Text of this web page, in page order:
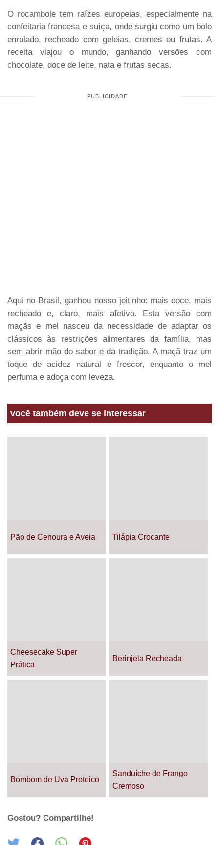
O rocambole tem raízes europeias, especialmente na
confeitaria francesa e suíça, onde surgiu como um bolo
enrolado, recheado com geleias, cremes ou frutas. A
receita viajou o mundo, ganhando versões com
chocolate, doce de leite, nata e frutas secas.
Aqui no Brasil, ganhou nosso jeitinho: mais doce, mais
recheado e, claro, mais afetivo. Esta versão com
maçãs e mel nasceu da necessidade de adaptar os
clássicos às restrições alimentares da família, mas
sem abrir mão do sabor e da tradição. A maçã traz um
toque de acidez natural e frescor, enquanto o mel
perfuma e adoça com leveza.
Você também deve se interessar
Pão de Cenoura e Aveia Tilápia Crocante
Cheesecake Super
Prática
Berinjela Recheada
Bombom de Uva Proteico
Sanduíche de Frango
Cremoso
Gostou? Compartilhe!